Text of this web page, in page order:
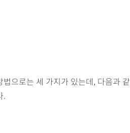
으로는 세 가지가 있는데, 다음과 같
.